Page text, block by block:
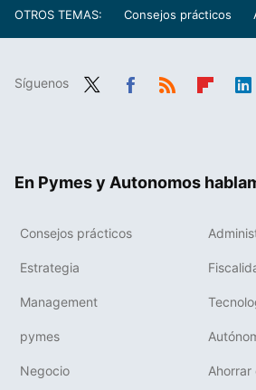
OTROS TEMAS: Consejos prácticos
Síguenos
En Pymes y Autonomos
Consejos prácticos
Estrategia
Management
pymes
Negocio Ahorrar